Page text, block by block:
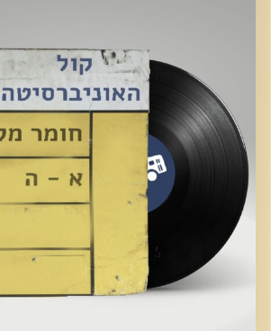
Elior Buchnik